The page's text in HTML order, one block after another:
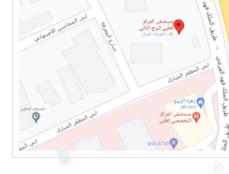
في العين